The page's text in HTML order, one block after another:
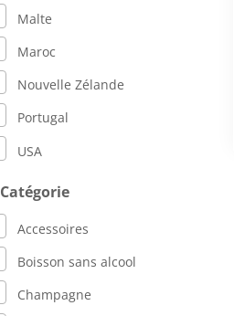
Malte
Maroc
Nouvelle Zélande
Portugal
USA
Catégorie
Accessoires
Boisson sans alcool
Champagne